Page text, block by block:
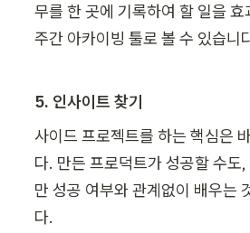
무를 한 곳에 기록하여 할 일을
주간 아카이빙 툴로 볼 수 있습니
5. 인사이트 찾기
사이드 프로젝트를 하는 핵심은
다. 만든 프로덕트가 성공할 수도
만 성공 여부와 관계없이 배우는
다.